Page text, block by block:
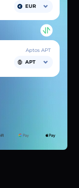
EUR
Aptos APT
APT